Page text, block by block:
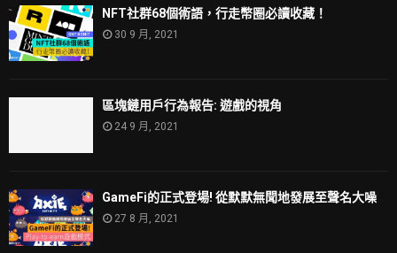
NFT社群68個術語，行走幣圈必讀收藏！
30 9 月, 2021
區塊鏈用戶行為報告: 遊戲的視角
24 9 月, 2021
GameFi的正式登場! 從默默無聞地發展至聲名大噪
27 8 月, 2021